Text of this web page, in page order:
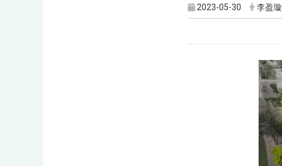
2023-05-30 李盈璇